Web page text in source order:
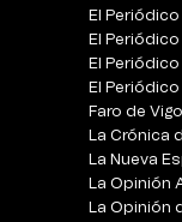
El
El Periódico
El
El
Faro de Vigo
La Crónica
La Nueva
La Opinión
La Opinión